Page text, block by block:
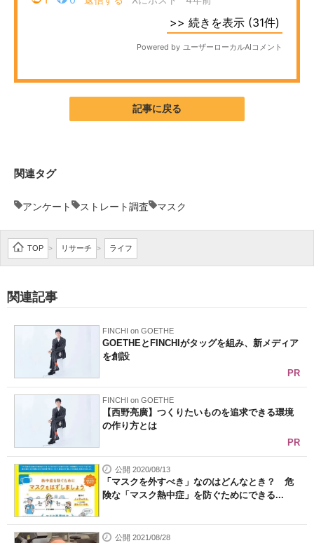
記事に戻る
関連タグ
アンケート ストレート調査 マスク
TOP > リサーチ > ライフ
関連記事
FINCHI on GOETHE
GOETHEとFINCHIがタッグを組み、新メディア
を創設
PR
FINCHI on GOETHE
【西野亮廣】つくりたいものを追求できる環境
の作り方とは
PR
公開 2020/08/13
「マスクを外すべき」なのはどんなとき？ 危
険な「マスク熱中症」を防ぐためにできる...
公開 2021/08/28